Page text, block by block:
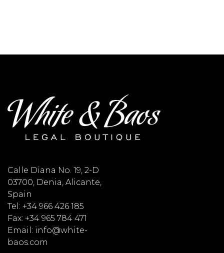
Calle Diana No. 19, 2-D
03700, Denia, Alicante,
Spain
Tel: +34 966 426 185
Fax: +34 965 784 471
Email: info@white-
baos.com